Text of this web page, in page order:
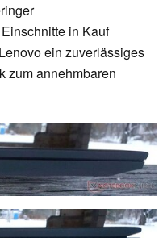
in Kauf
ein zuverlässiges
zum annehmbaren